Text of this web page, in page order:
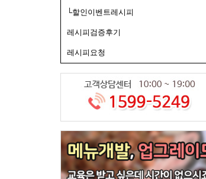
└할인이벤트레시피
레시피검증후기
레시피요청